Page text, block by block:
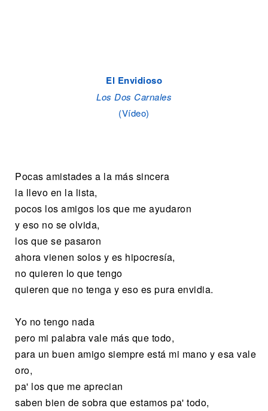
El Envidioso
Los Dos Carnales
(Vídeo)
Pocas amistades a la más sincera
la llevo en la lista,
pocos los amigos los que me ayudaron
y eso no se olvida,
los que se pasaron
ahora vienen solos y es hipocresía,
no quieren lo que tengo
quieren que no tenga y eso es pura envidia.
Yo no tengo nada
pero mi palabra vale más que todo,
para un buen amigo siempre está mi mano y esa vale
oro,
pa' los que me aprecian
saben bien de sobra que estamos pa' todo,